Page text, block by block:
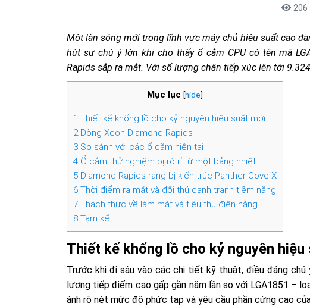
206
Một làn sóng mới trong lĩnh vực máy chủ hiệu suất cao
hút sự chú ý lớn khi cho thấy ổ cắm CPU có tên mã
Rapids sắp ra mắt. Với số lượng chân tiếp xúc lên tới
Mục lục [hide]
1 Thiết kế khổng lồ cho kỷ nguyên hiệu suất mới
2Dòng Xeon Diamond Rapids
3So sánh với các ổ cắm hiện tại
4Ổ cắm thử nghiệm bị rò rỉ từ một bảng nhiệt
5Diamond Rapids rang bị kiến trúc Panther Cove-X
6Thời điểm ra mắt và đối thủ cạnh tranh tiềm năng
7Thách thức về làm mát và tiêu thụ điện năng
8Tạm kết
Thiết kế khổng lồ cho kỷ nguyên hiệu
Trước khi đi sâu vào các chi tiết kỹ thuật, điều đáng
lượng tiếp điểm cao gấp gần năm lần so với LGA1851 –
ánh rõ nét mức độ phức tạp và yêu cầu phần cứng cao